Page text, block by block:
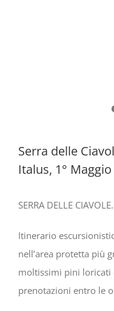
Serra delle
Italus, 1°
SERRA DELLE
Itinerario
nell’area protetta più
moltissimi pini loricati
prenotazioni entro le